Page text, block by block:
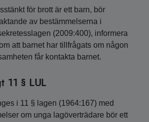
för brott är ett barn, bör
av bestämmelserna i
(2009:400), informera
att barnet har tillfrågats om någon
får kontakta barnet.
11 § LUL
i 11 § lagen (1964:167) med
om unga lagöverträdare bör ett